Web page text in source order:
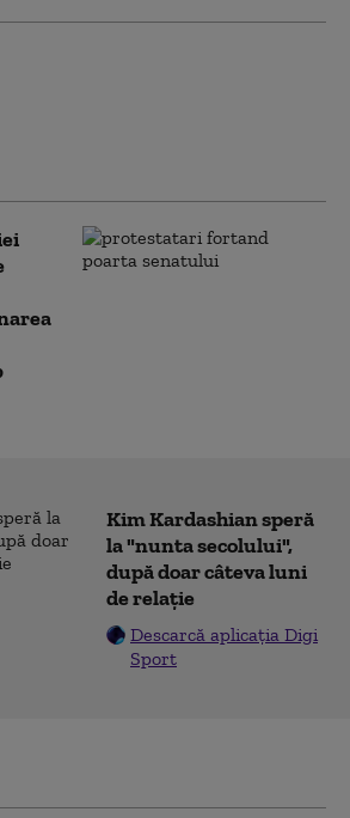
Kim Kardashian speră
la "nunta secolului",
după doar câteva luni
de relație
Descarcă aplicația Digi
Sport